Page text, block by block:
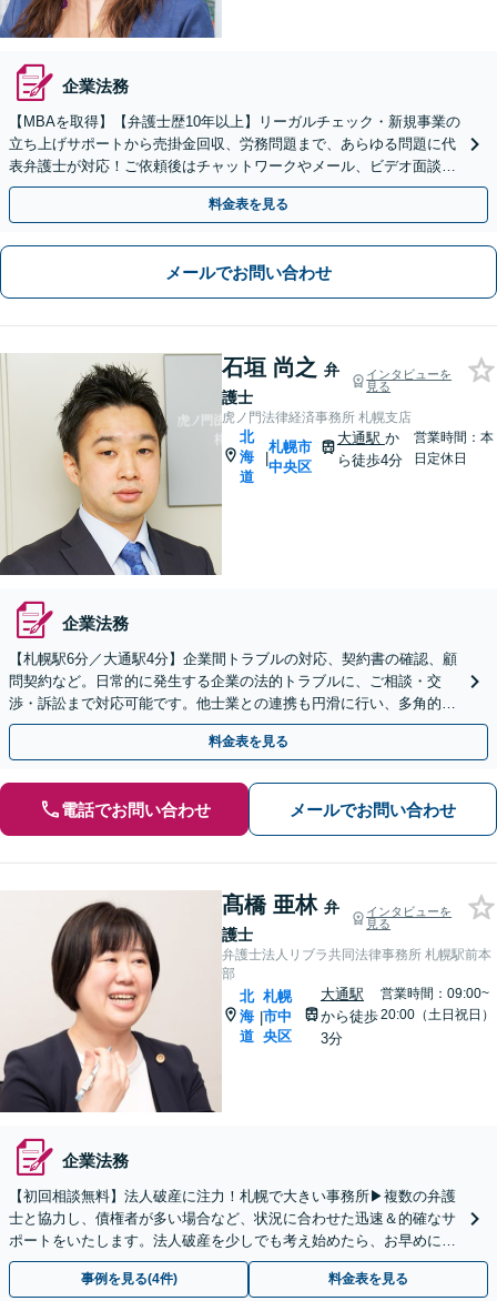
企業法務
【MBAを取得】【弁護士歴10年以上】リーガルチェック・新規事業の
立ち上げサポートから売掛金回収、労務問題まで、あらゆる問題に代
表弁護士が対応！ご依頼後はチャットワークやメール、ビデオ面談も
可【初回ビデオ相談無料】【西11丁目駅3分】
料金表を見る
メールでお問い合わせ
石垣 尚之 弁
護士
インタビューを
見る
虎ノ門法律経済事務所 札幌支店
北
海
道
|
札幌市
中央区
大通駅 か
ら徒歩4分
営業時間：本
日定休日
企業法務
【札幌駅6分／大通駅4分】企業間トラブルの対応、契約書の確認、顧
問契約など。日常的に発生する企業の法的トラブルに、ご相談・交
渉・訴訟まで対応可能です。他士業との連携も円滑に行い、多角的な
視点で支援いたします【初回相談無料】【休日面談可】
料金表を見る
電話でお問い合わせ メールでお問い合わせ
髙橋 亜林 弁
護士
インタビューを
見る
弁護士法人リブラ共同法律事務所 札幌駅前本
部
北
海
道
|
札幌
市中
央区
大通駅
から徒歩
3分
営業時間：09:00~
20:00（土日祝日）
企業法務
【初回相談無料】法人破産に注力！札幌で大きい事務所▶︎複数の弁護
士と協力し、債権者が多い場合など、状況に合わせた迅速＆的確なサ
ポートをいたします。法人破産を少しでも考え始めたら、お早めに
【面談】をご予約ください【休日・夜間相談可】
事例を見る(4件) 料金表を見る